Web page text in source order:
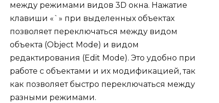
между режимами видов 3D окна. Нажатие
клавиши «`» при выделенных объектах
позволяет переключаться между видом
объекта (Object Mode) и видом
редактирования (Edit Mode). Это удобно при
работе с объектами и их модификацией, так
как позволяет быстро переключаться между
разными режимами.